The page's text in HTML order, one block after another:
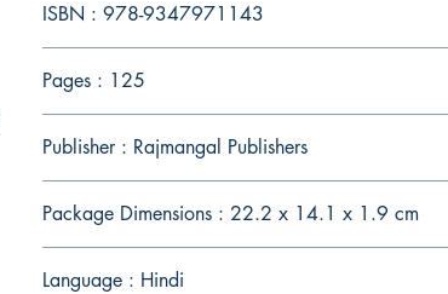
ISBN : 978-9347971143
Pages : 125
Publisher : Rajmangal Publishers
Package Dimensions : 22.2 x 14.1 x 1.9 cm
Language : Hindi